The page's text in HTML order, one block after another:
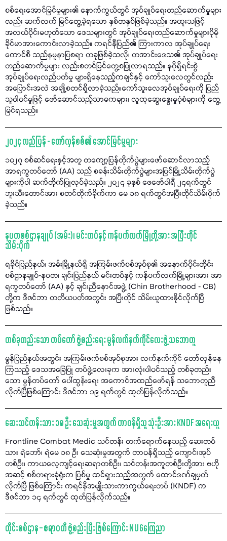
စစ်ရေးအောင်မြင်မှုများ၏ နောက်ကွယ်တွင် အုပ်ချုပ်ရေးတည်ဆောက်မှုများ
လည်း ဆက်လက် မြင်တွေ့ခဲ့ရသော နှစ်တနှစ်ဖြစ်ခဲ့သည်။ အထူးသဖြင့်
အလယ်ပိုင်းမဟုတ်သော ဒေသများတွင် အုပ်ချုပ်ရေးတည်ဆောက်မှုများပိုမို
ခိုင်မာအားကောင်းလာခဲ့သည်။ ကရင်နီပြည်၏ ကြားကာလ အုပ်ချုပ်ရေး
ကောင်စီ သည်နမူနာပြစရာ တခုဖြစ်ခဲ့သလို၊ တအာင်းဒေသ၏ အုပ်ချုပ်ရေး
တည်ဆောက်မှုများ လည်းစတင်မြင်တွေ့စပြုလာရသည်။ နဂိုရှိရင်းစွဲ
အုပ်ချုပ်ရေးလည်ပတ်မှု များရှိနေသည့်ကချင်နှင့် ကော်သူးလေတွင်လည်း
အပြောင်းအလဲ အချို့စတင်ရှိလာခဲ့သည်။ကော်သူးလေအုပ်ချုပ်ရေးကို ပြည်
သူပါဝင်မှုဖြင့် ဖော်ဆောင်သည့်သာဓကများ၊ လူထုဆွေးနွေးမှုပုံစံများကို တွေ့
မြင်ရသည်။
၂၀၂၄ လည်ပြန် - တော်လှန်စစ်၏ အောင်မြင်မှုများ
၁၀၂၇ စစ်ဆင်ရေးနှင့်အတူ တကျော့ပြန်တိုက်ပွဲများဖော်ဆောင်လာသည့်
အာရက္ခတပ်တော် (AA) သည် စခန်းသိမ်းတိုက်ပွဲများအပြင်မြို့သိမ်းတိုက်ပွဲ
များကိုပါ ဆက်တိုက်ပြုလုပ်ခဲ့သည်။ ၂၀၂၄ ခုနှစ် ဖေဖော်ဝါရီ ၂၄ရက်တွင်
ဘူးသီးတောင်အား စတင်တိုက်ခိုက်ကာ မေ ၁၈ ရက်တွင်အပြီးတိုင်သိမ်းပိုက်
ခဲ့သည်။
နပတစစ်ဌာနချုပ် (အမ်း)၊ မင်းတပ်နှင့် ကန်ပက်လက်မြို့တို့အား အပြီးတိုင်
သိမ်းပိုက်
ရခိုင်ပြည်နယ်၊ အမ်းမြို့နယ်ရှိ အကြမ်းဖက်စစ်အုပ်စု၏ အနောက်ပိုင်းတိုင်း
စစ်ဌာနချုပ်-နပတ၊ ချင်းပြည်နယ် မင်းတပ်နှင့် ကန်ပက်လက်မြို့များအား အာ
ရက္ခတပ်တော် (AA) နှင့် ချင်းညီနောင်အဖွဲ့ (Chin Brotherhood - CB)
တို့က ဒီဇင်ဘာ တတိယပတ်အတွင်း အပြီးတိုင် သိမ်းယူထားနိုင်လိုက်ပြီ
ဖြစ်သည်။
တစ်ခုတည်းသော တပ်တော် ဖွဲ့စည်းရေး မွန်လက်နက်ကိုင်လေးဖွဲ့ သဘောတူ
မွန်ပြည်နယ်အတွင်း အကြမ်းဖက်စစ်အုပ်စုအား လက်နက်ကိုင် တော်လှန်နေ
ကြသည့် ဒေသအခြေပြု တပ်ဖွဲ့လေးခုက အားလုံးပါဝင်သည့် တစ်ခုတည်း
သော မွန်တပ်တော် ပေါ်ထွန်းရေး အကောင်အထည်ဖော်ရန် သဘောတူညီ
လိုက်ပြီဖြစ်ကြောင်း ဒီဇင်ဘာ ၁၉ ရက်တွင် ထုတ်ပြန်လိုက်သည်။
ဆေးသင်တန်းသား ၁၈ ဦး သေဆုံးမှုအတွက် တာဝန်ရှိသူ သုံးဦးအား KNDF အရေးယူ
Frontline Combat Medic သင်တန်း တက်ရောက်နေသည့် ဆေးတပ်
သား ရဲဘော်၊ ရဲမေ ၁၈ ဦး သေဆုံးမှုအတွက် တာဝန်ရှိသည့် ကျောင်းအုပ်
တစ်ဦး၊ ကာယလေ့ကျင့်ရေးဆရာတစ်ဦး၊ သင်တန်းအကူတစ်ဦးတို့အား ဗဟို
အဆင့် စစ်တရားခုံရုံးက ပြစ်မှု ထင်ရှားသည့်အတွက် ထောင်ဒဏ်ချမှတ်
လိုက်ပြီ ဖြစ်ကြောင်း ကရင်နီအမျိုးသားကာကွယ်ရေးတပ် (KNDF) က
ဒီဇင်ဘာ ၁၄ ရက်တွင် ထုတ်ပြန်လိုက်သည်။
တိုင်းစစ်ဌာန – ဧရာဝတီ ဖွဲ့စည်းပြီးဖြစ်ကြောင်း NUGကြေညာ